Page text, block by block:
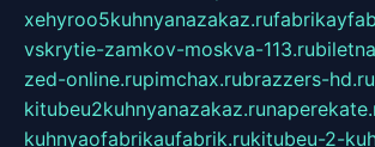
xehyroo5kuhnyanazakaz.ru
vskrytie-zamkov-moskva-113.ru
zed-online.rupimchax.rubrazzers-hd.ru
kitubeu2kuhnyanazakaz.ru
kuhnyaofabrikaufabrik.rukitubeu-2-